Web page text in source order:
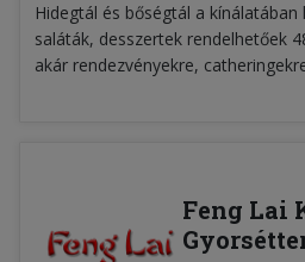
Hidegtál és bőségtál a
saláták, desszertek rendelhetőek
akár rendezvényekre,
Feng Lai